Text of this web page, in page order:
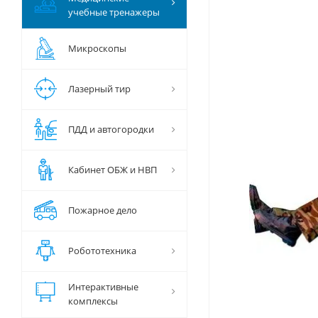
учебные тренажеры
Микроскопы
Лазерный тир
ПДД и автогородки
Кабинет ОБЖ и НВП
Пожарное дело
Робототехника
Интерактивные
комплексы